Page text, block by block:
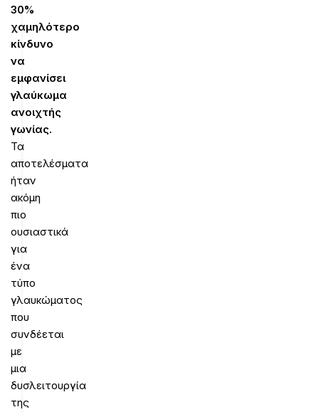
30%
χαμηλότερο
κίνδυνο
να
εμφανίσει
γλαύκωμα
ανοιχτής
γωνίας.
Τα
αποτελέσματα
ήταν
ακόμη
πιο
ουσιαστικά
για
ένα
τύπο
γλαυκώματος
που
συνδέεται
με
μια
δυσλειτουργία
της